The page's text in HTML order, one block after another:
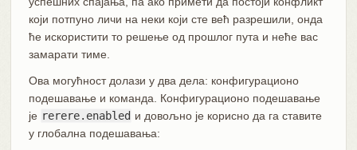
који потпуно личи на неки који сте већ разрешили, онда
ће искористити то решење од прошлог пута и неће вас
замарати тиме.
Ова могућност долази у два дела: конфигурационо
подешавање и команда. Конфигурационо подешавање
је rerere.enabled и довољно је корисно да га ставите
у глобална подешавања: